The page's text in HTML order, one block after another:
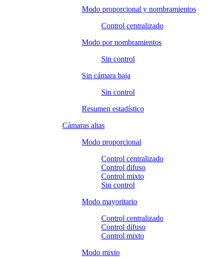
Modo proporcional y nombramientos
Control centralizado
Modo por nombramientos
Sin control
Sin cámara baja
Sin control
Resumen estadístico
Cámaras altas
Modo proporcional
Control centralizado
Control difuso
Control mixto
Sin control
Modo mayoritario
Control centralizado
Control difuso
Control mixto
Modo mixto